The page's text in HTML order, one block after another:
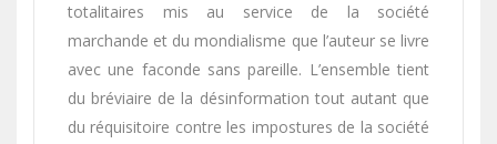
totalitaires mis au service de la société
marchande et du mondialisme que l’auteur se livre
avec une faconde sans pareille. L’ensemble tient
du bréviaire de la désinformation tout autant que
du réquisitoire contre les impostures de la société